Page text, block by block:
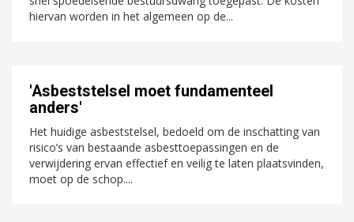
hiervan worden in het algemeen op de...
'Asbeststelsel moet fundamenteel
anders'
Het huidige asbeststelsel, bedoeld om de inschatting van
risico’s van bestaande asbesttoepassingen en de
verwijdering ervan effectief en veilig te laten plaatsvinden,
moet op de schop....